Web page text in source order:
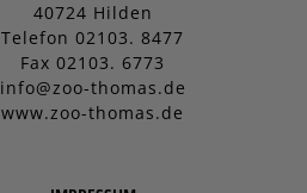
40724 Hilden
Telefon 02103. 8477
Fax 02103. 6773
info@zoo-thomas.de
www.zoo-thomas.de